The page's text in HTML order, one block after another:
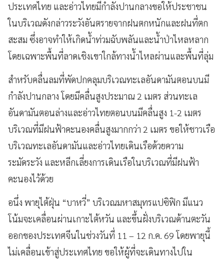
ประเทศไทย และอ่าวไทยมีกำลังปานกลางขอให้ประชาชน
ในบริเวณดังกล่าวระวังอันตรายจากฝนตกหนักและฝนที่ตก
สะสม ซึ่งอาจทำให้เกิดน้ำท่วมฉับพลันและน้ำป่าไหลหลาก
โดยเฉพาะพื้นที่ลาดเชิงเขาใกล้ทางน้ำไหลผ่านและพื้นที่ลุ่ม
สำหรับคลื่นลมที่พัดปกคลุมบริเวณทะเลอันดามันตอนบนมี
กำลังปานกลาง โดยมีคลื่นสูงประมาณ 2 เมตร ส่วนทะเล
อันดามันตอนล่างและอ่าวไทยตอนบนมีคลื่นสูง 1-2 เมตร
บริเวณที่มีฝนฟ้าคะนองคลื่นสูงมากกว่า 2 เมตร ขอให้ชาวเรือ
บริเวณทะเลอันดามันและอ่าวไทยเดินเรือด้วยความ
ระมัดระวัง และหลีกเลี่ยงการเดินเรือในบริเวณที่มีฝนฟ้า
คะนองไว้ด้วย
อนึ่ง พายุไต้ฝุ่น “บาหวี่” บริเวณมหาสมุทรแปซิฟิก มีแนว
โน้มจะเคลื่อนผ่านเกาะไต้หวัน และขึ้นฝั่งบริเวณด้านตะวัน
ออกของประเทศจีนในช่วงวันที่ 11 – 12 ก.ค. 69 โดยพายุนี้
ไม่เคลื่อนเข้าสู่ประเทศไทย ขอให้ผู้ที่จะเดินทางไปใน